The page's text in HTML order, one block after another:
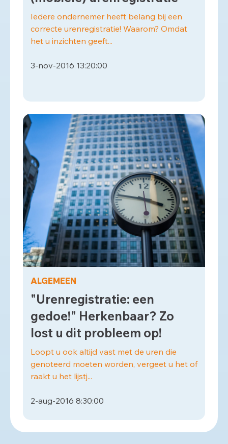
Iedere ondernemer heeft belang bij een
correcte urenregistratie! Waarom? Omdat
het u inzichten geeft...
3-nov-2016 13:20:00
ALGEMEEN
"Urenregistratie: een
gedoe!" Herkenbaar? Zo
lost u dit probleem op!
Loopt u ook altijd vast met de uren die
genoteerd moeten worden, vergeet u het of
raakt u het lijstj...
2-aug-2016 8:30:00